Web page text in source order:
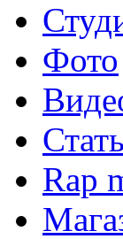
Фото
Rap